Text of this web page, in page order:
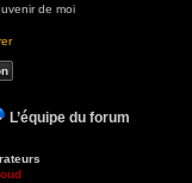
de moi
L’équipe du forum